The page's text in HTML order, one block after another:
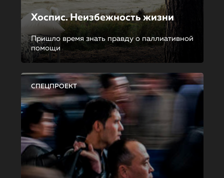
Хоспис. Неизбежность жизни
Пришло время знать правду о паллиативной
помощи
СПЕЦПРОЕКТ